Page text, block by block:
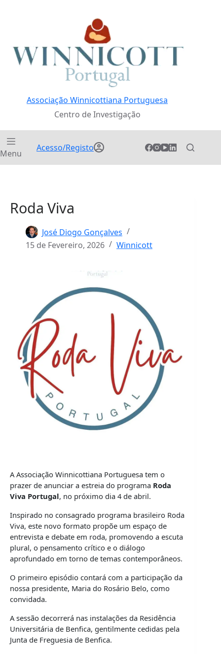
Associação Winnicottiana Portuguesa
Centro de Investigação
Menu
Acesso/Registo
Roda Viva
José Diogo Gonçalves
15 de Fevereiro, 2026
Winnicott
A Associação Winnicottiana Portuguesa tem o
prazer de anunciar a estreia do programa Roda
Viva Portugal, no próximo dia 4 de abril.
Inspirado no consagrado programa brasileiro Roda
Viva, este novo formato propõe um espaço de
entrevista e debate em roda, promovendo a escuta
plural, o pensamento crítico e o diálogo
aprofundado em torno de temas contemporâneos.
O primeiro episódio contará com a participação da
nossa presidente, Maria do Rosário Belo, como
convidada.
A sessão decorrerá nas instalações da Residência
Universitária de Benfica, gentilmente cedidas pela
Junta de Freguesia de Benfica.